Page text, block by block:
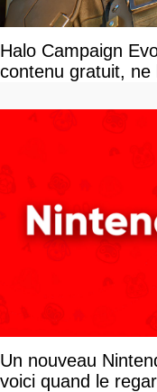
Halo Campaign
contenu gratuit, ne
Un nouveau
voici quand le